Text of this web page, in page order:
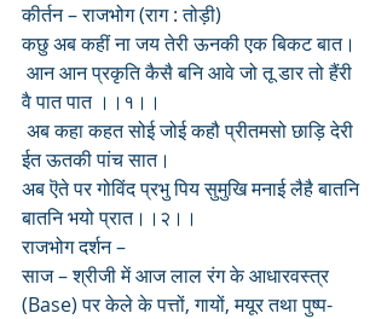
कीर्तन – राजभोग (राग : तोड़ी)
कछु अब कहीं ना जय तेरी ऊनकी एक बिकट बात।
वै पात पात ।।१।।
ईत ऊतकी पांच सात।
अब ऎते पर गोविंद प्रभु पिय सुमुखि मनाई लैहै बातनि
बातनि भयो प्रात।।२।।
राजभोग दर्शन –
साज – श्रीजी में आज लाल रंग के आधारवस्त्र
(Base) पर केले के पत्तों, गायों, मयूर तथा पुष्प-